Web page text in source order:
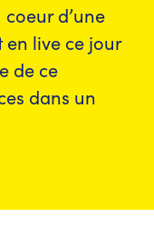
d’une
en live ce jour
de ce
dans un